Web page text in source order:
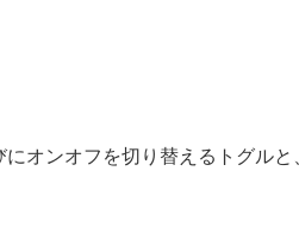
オンオフを切り替えるトグルと